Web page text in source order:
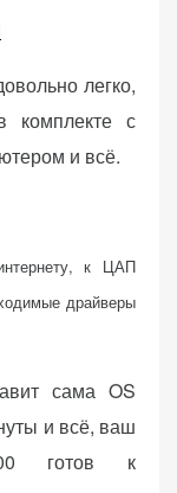
легко,
комплекте с
и всё.
к ЦАП
драйверы
сама OS
и всё, ваш
готов к